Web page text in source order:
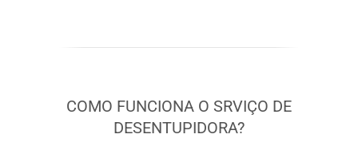
COMO FUNCIONA O SRVIÇO DE
DESENTUPIDORA?